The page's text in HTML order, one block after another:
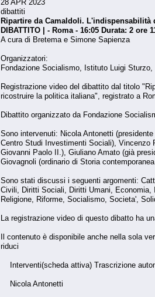
28 APR 2023
dibattiti
Ripartire da Camaldoli.
DIBATTITO | - Roma - 16:05 Durata: 2 ore
A cura di Bretema e Simone Sapienza
Organizzatori:
Fondazione Socialismo, Istituto Luigi Sturzo,
Registrazione video del dibattito dal titolo
ricostruire la politica italiana", registrato a
Dibattito organizzato da Fondazione
Sono intervenuti: Nicola Antonetti
Centro Studi Investimenti Sociali), Vincenzo
Giovanni Paolo II.), Giuliano Amato (già
Giovagnoli (ordinario di Storia
Sono stati discussi i seguenti argomenti:
Civili, Diritti Sociali, Diritti Umani,
Religione, Riforme, Socialismo, Societa',
La registrazione video di questo dibatto ha
Il contenuto è disponibile anche nella sola
riduci
Interventi(scheda attiva) Trascrizione
Nicola Antonetti